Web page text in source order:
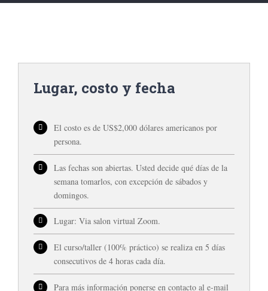
Lugar, costo y fecha
El costo es de US$2,000 dólares americanos por
persona.
Las fechas son abiertas. Usted decide qué días de la
semana tomarlos, con excepción de sábados y
domingos.
Lugar: Via salon virtual Zoom.
El curso/taller (100% práctico) se realiza en 5 días
consecutivos de 4 horas cada día.
Para más información ponerse en contacto al e-mail